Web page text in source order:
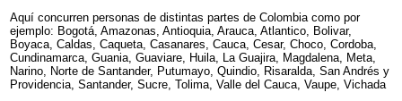
Aquí concurren personas de distintas partes de Colombia como por
ejemplo: Bogotá, Amazonas, Antioquia, Arauca, Atlantico, Bolivar,
Boyaca, Caldas, Caqueta, Casanares, Cauca, Cesar, Choco, Cordoba,
Cundinamarca, Guania, Guaviare, Huila, La Guajira, Magdalena, Meta,
Narino, Norte de Santander, Putumayo, Quindio, Risaralda, San Andrés y
Providencia, Santander, Sucre, Tolima, Valle del Cauca, Vaupe, Vichada